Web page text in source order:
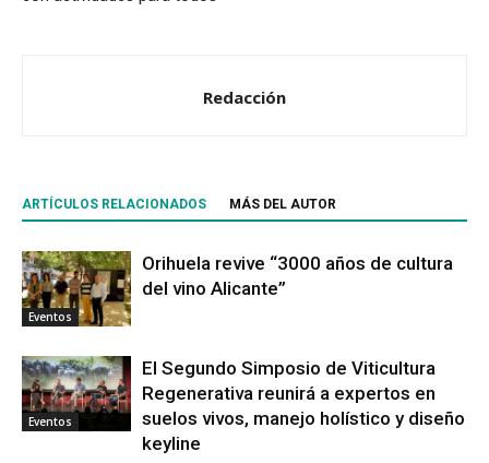
Redacción
ARTÍCULOS RELACIONADOS MÁS DEL AUTOR
Eventos
Orihuela revive “3000 años de cultura
del vino Alicante”
Eventos
El Segundo Simposio de Viticultura
Regenerativa reunirá a expertos en
suelos vivos, manejo holístico y diseño
keyline